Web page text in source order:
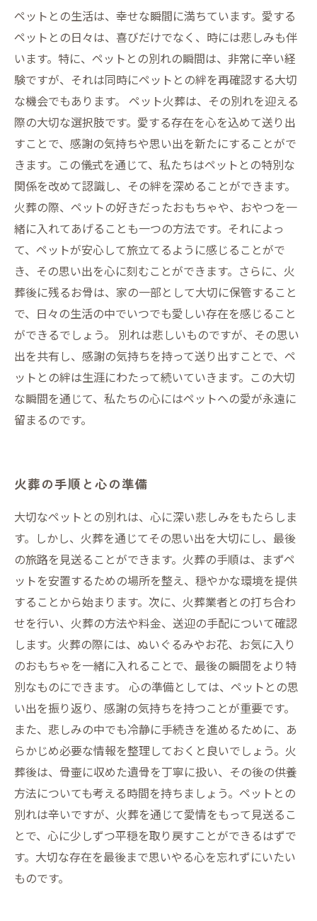
ペットとの生活は、幸せな瞬間に満ちています。愛する
ペットとの日々は、喜びだけでなく、時には悲しみも伴
います。特に、ペットとの別れの瞬間は、非常に辛い経
験ですが、それは同時にペットとの絆を再確認する大切
な機会でもあります。 ペット火葬は、その別れを迎える
際の大切な選択肢です。愛する存在を心を込めて送り出
すことで、感謝の気持ちや思い出を新たにすることがで
きます。この儀式を通じて、私たちはペットとの特別な
関係を改めて認識し、その絆を深めることができます。
火葬の際、ペットの好きだったおもちゃや、おやつを一
緒に入れてあげることも一つの方法です。それによっ
て、ペットが安心して旅立てるように感じることがで
き、その思い出を心に刻むことができます。さらに、火
葬後に残るお骨は、家の一部として大切に保管すること
で、日々の生活の中でいつでも愛しい存在を感じること
ができるでしょう。 別れは悲しいものですが、その思い
出を共有し、感謝の気持ちを持って送り出すことで、ペ
ットとの絆は生涯にわたって続いていきます。この大切
な瞬間を通じて、私たちの心にはペットへの愛が永遠に
留まるのです。
火葬の手順と心の準備
大切なペットとの別れは、心に深い悲しみをもたらしま
す。しかし、火葬を通じてその思い出を大切にし、最後
の旅路を見送ることができます。火葬の手順は、まずペ
ットを安置するための場所を整え、穏やかな環境を提供
することから始まります。次に、火葬業者との打ち合わ
せを行い、火葬の方法や料金、送迎の手配について確認
します。火葬の際には、ぬいぐるみやお花、お気に入り
のおもちゃを一緒に入れることで、最後の瞬間をより特
別なものにできます。 心の準備としては、ペットとの思
い出を振り返り、感謝の気持ちを持つことが重要です。
また、悲しみの中でも冷静に手続きを進めるために、あ
らかじめ必要な情報を整理しておくと良いでしょう。火
葬後は、骨壷に収めた遺骨を丁寧に扱い、その後の供養
方法についても考える時間を持ちましょう。ペットとの
別れは辛いですが、火葬を通じて愛情をもって見送るこ
とで、心に少しずつ平穏を取り戻すことができるはずで
す。大切な存在を最後まで思いやる心を忘れずにいたい
ものです。